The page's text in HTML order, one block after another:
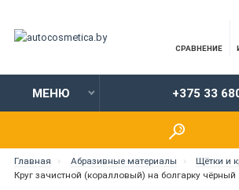
СРАВНЕНИЕ
МЕНЮ +375 33
Главная Абразивные материалы
Щётки и
Круг зачистной (коралловый) на болгарку чёрный